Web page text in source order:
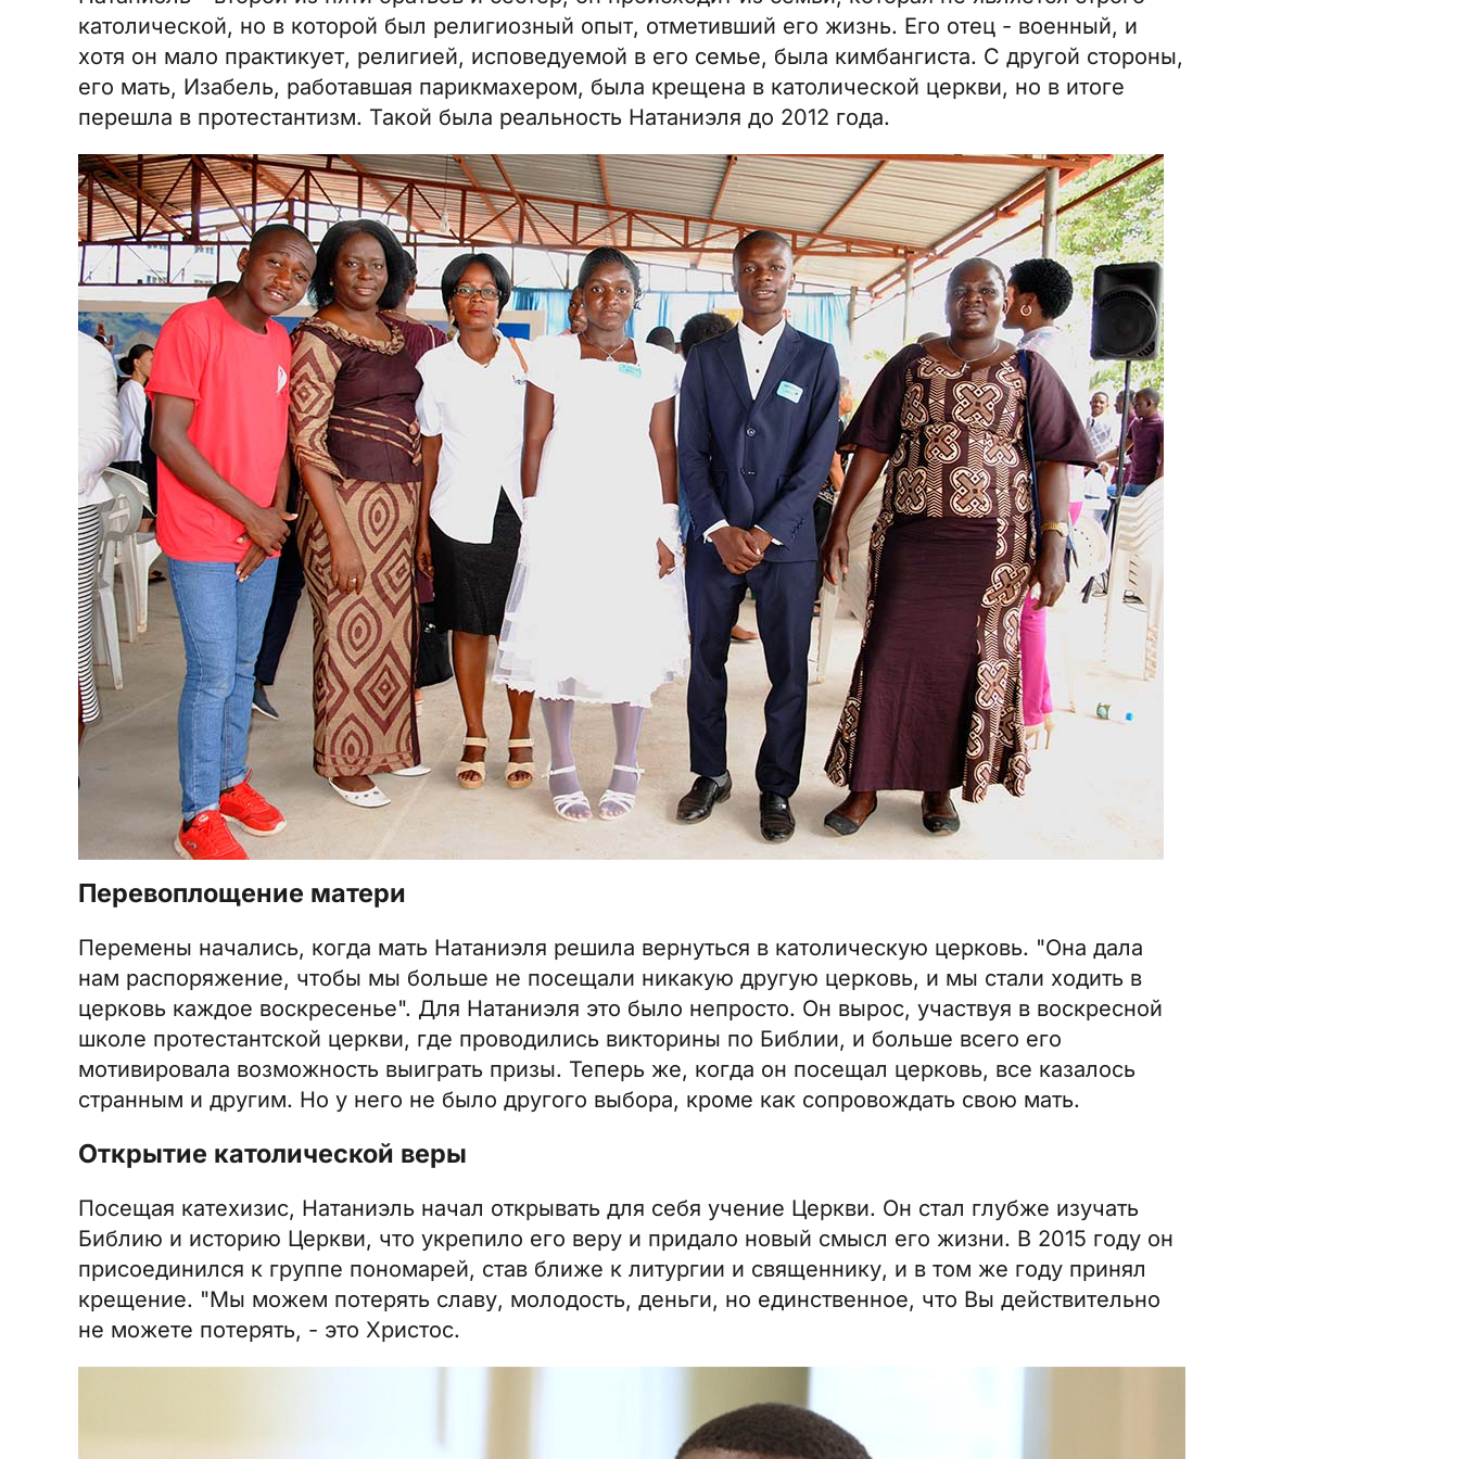
католической, но в которой был религиозный опыт, отметивший его жизнь. Его отец - военный, и
хотя он мало практикует, религией, исповедуемой в его семье, была кимбангиста. С другой стороны,
его мать, Изабель, работавшая парикмахером, была крещена в католической церкви, но в итоге
перешла в протестантизм. Такой была реальность Натаниэля до 2012 года.
Перевоплощение матери
Перемены начались, когда мать Натаниэля решила вернуться в католическую церковь. "Она дала
нам распоряжение, чтобы мы больше не посещали никакую другую церковь, и мы стали ходить в
церковь каждое воскресенье". Для Натаниэля это было непросто. Он вырос, участвуя в воскресной
школе протестантской церкви, где проводились викторины по Библии, и больше всего его
мотивировала возможность выиграть призы. Теперь же, когда он посещал церковь, все казалось
странным и другим. Но у него не было другого выбора, кроме как сопровождать свою мать.
Открытие католической веры
Посещая катехизис, Натаниэль начал открывать для себя учение Церкви. Он стал глубже изучать
Библию и историю Церкви, что укрепило его веру и придало новый смысл его жизни. В 2015 году он
присоединился к группе пономарей, став ближе к литургии и священнику, и в том же году принял
крещение. "Мы можем потерять славу, молодость, деньги, но единственное, что Вы действительно
не можете потерять, - это Христос.